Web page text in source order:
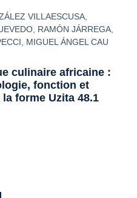
VILLAESCUSA
RAMÓN JÁRREGA
MIGUEL ÁNGEL CAU
culinaire africaine :
fonction et
forme Uzita 48.1